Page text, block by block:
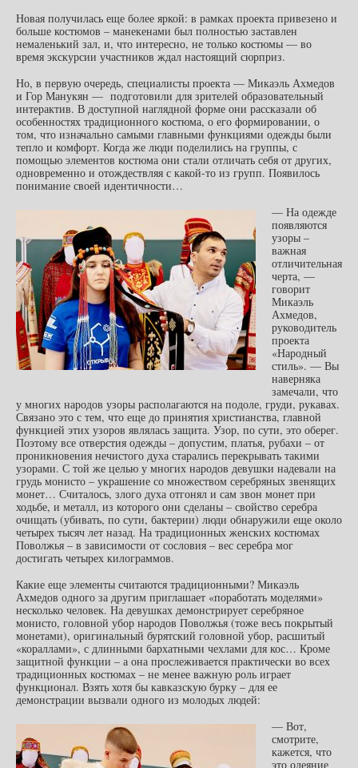
Новая получилась еще более яркой: в рамках проекта привезено и
больше костюмов – манекенами был полностью заставлен
немаленький зал, и, что интересно, не только костюмы — во
время экскурсии участников ждал настоящий сюрприз.
Но, в первую очередь, специалисты проекта — Микаэль Ахмедов
и Гор Манукян — подготовили для зрителей образовательный
интерактив. В доступной наглядной форме они рассказали об
особенностях традиционного костюма, о его формировании, о
том, что изначально самыми главными функциями одежды были
тепло и комфорт. Когда же люди поделились на группы, с
помощью элементов костюма они стали отличать себя от других,
одновременно и отождествляя с какой-то из групп. Появилось
понимание своей идентичности…
— На одежде
появляются
узоры –
важная
отличительная
черта, —
говорит
Микаэль
Ахмедов,
руководитель
проекта
«Народный
стиль». — Вы
наверняка
замечали, что
у многих народов узоры располагаются на подоле, груди, рукавах.
Связано это с тем, что еще до принятия христианства, главной
функцией этих узоров являлась защита. Узор, по сути, это оберег.
Поэтому все отверстия одежды – допустим, платья, рубахи – от
проникновения нечистого духа старались перекрывать такими
узорами. С той же целью у многих народов девушки надевали на
грудь монисто – украшение со множеством серебряных звенящих
монет… Считалось, злого духа отгонял и сам звон монет при
ходьбе, и металл, из которого они сделаны – свойство серебра
очищать (убивать, по сути, бактерии) люди обнаружили еще около
четырех тысяч лет назад. На традиционных женских костюмах
Поволжья – в зависимости от сословия – вес серебра мог
достигать четырех килограммов.
Какие еще элементы считаются традиционными? Микаэль
Ахмедов одного за другим приглашает «поработать моделями»
несколько человек. На девушках демонстрирует серебряное
монисто, головной убор народов Поволжья (тоже весь покрытый
монетами), оригинальный бурятский головной убор, расшитый
«кораллами», с длинными бархатными чехлами для кос… Кроме
защитной функции – а она прослеживается практически во всех
традиционных костюмах – не менее важную роль играет
функционал. Взять хотя бы кавказскую бурку – для ее
демонстрации вызвали одного из молодых людей:
— Вот,
смотрите,
кажется, что
это одеяние